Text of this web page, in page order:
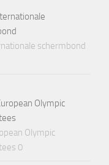
schermbond
Olympic
0